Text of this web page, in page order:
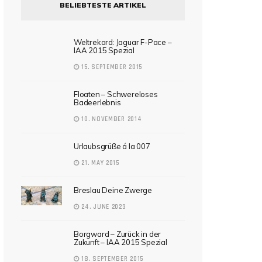
BELIEBTESTE ARTIKEL
Weltrekord: Jaguar F-Pace –
IAA 2015 Spezial
15. SEPTEMBER 2015
Floaten – Schwereloses
Badeerlebnis
10. NOVEMBER 2014
Urlaubsgrüße á la 007
21. MAY 2015
Breslau Deine Zwerge
24. JUNE 2023
Borgward – Zurück in der
Zukunft – IAA 2015 Spezial
18. SEPTEMBER 2015